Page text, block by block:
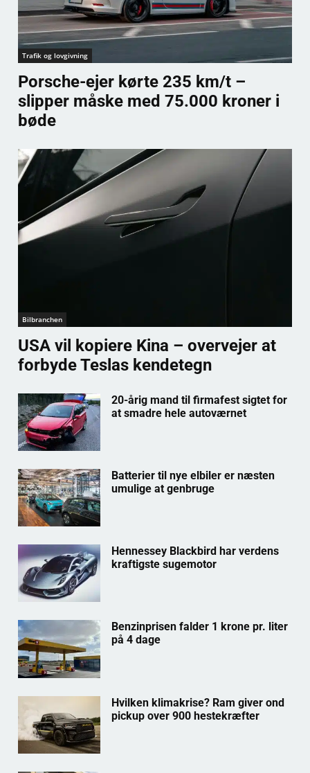
Trafik og lovgivning
Porsche-ejer kørte 235 km/t –
slipper måske med 75.000 kroner i
bøde
Bilbranchen
USA vil kopiere Kina – overvejer at
forbyde Teslas kendetegn
20-årig mand til firmafest sigtet for
at smadre hele autoværnet
Batterier til nye elbiler er næsten
umulige at genbruge
Hennessey Blackbird har verdens
kraftigste sugemotor
Benzinprisen falder 1 krone pr. liter
på 4 dage
Hvilken klimakrise? Ram giver ond
pickup over 900 hestekræfter